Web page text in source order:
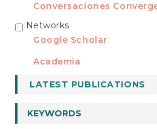
Conversaciones
REDES
Networks
Google Scholar
Academia
LATEST PUBLICATIONS
KEYWORDS